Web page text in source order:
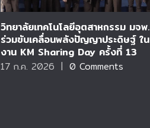
วิทยาลัยเทคโนโลยีอุตสาหกรรม มจพ.
ร่วมขับเคลื่อนพลังปัญญาประดิษฐ์ ใน
งาน KM Sharing Day ครั้งที่ 13
17 ก.ค. 2026 | 0 Comments